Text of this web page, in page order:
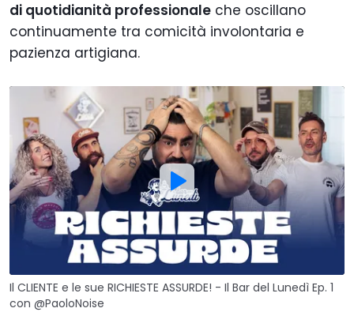
di quotidianità professionale che oscillano
continuamente tra comicità involontaria e
pazienza artigiana.
Il CLIENTE e le sue RICHIESTE ASSURDE! - Il Bar del Lunedì Ep. 1
con @PaoloNoise